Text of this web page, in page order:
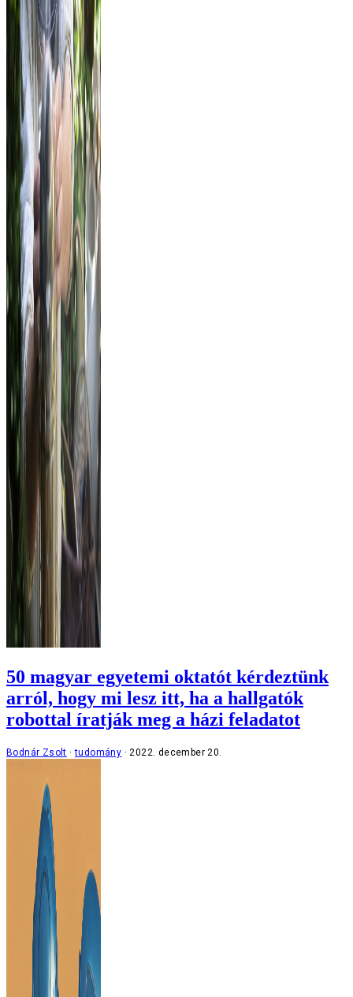
50 magyar egyetemi oktatót kérdeztünk
arról, hogy mi lesz itt, ha a hallgatók
robottal íratják meg a házi feladatot
Bodnár Zsolt tudomány 2022. december 20.